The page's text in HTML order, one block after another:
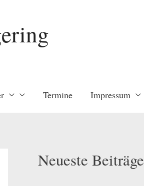
Termine Impressum
Neueste Beiträge